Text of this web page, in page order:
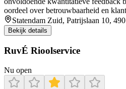
oordeel over betrouwbaarheid en
Statendam Zuid, Patrijslaan 10,
Bekijk details
RuvÉ Rioolservice
Nu open